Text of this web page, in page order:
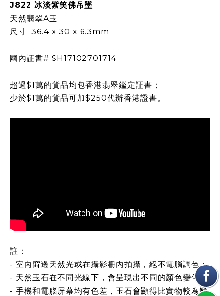
J822 冰淡紫笑佛吊墜
天然翡翠A玉
尺寸 36.4 x 30 x 6.3mm
國內証書# SH17102701714
超過$1萬的貨品均包香港翡翠鑑定証書；
少於$1萬的貨品可加$250代辦香港證書。
註：
- 室內窗邊天然光或在攝影柵內拍攝，絕不電腦調色；
- 天然玉石在不同光線下，會呈現出不同的顏色變化；
- 手機和電腦屏幕均有色差，玉石會顯得比實物較為鮮